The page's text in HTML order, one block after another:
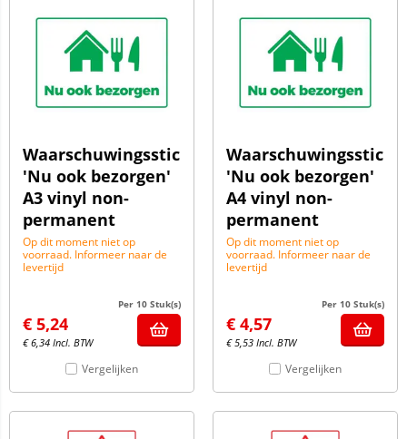
Waarschuwingssticker
'Nu ook bezorgen'
A3 vinyl non-
permanent
Op dit moment niet op
voorraad. Informeer naar de
levertijd
Per 10 Stuk(s)
€ 5,24
€6,34 Incl. BTW
Vergelijken
'Nu ook bezorgen'
A4 vinyl non-
permanent
Op dit moment niet op
voorraad. Informeer naar de
levertijd
Per 10 Stuk(s)
€ 4,57
€5,53 Incl. BTW
Vergelijken